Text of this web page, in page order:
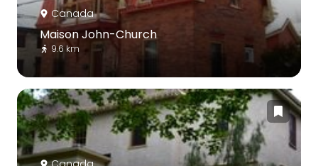
Canada
Maison John-Church
9.6 km